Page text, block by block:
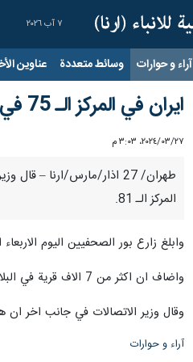
٧ آب ٢٠٢٦
آراء و حوارات وسائط متعددة عناوين
ايران في المركز الـ 75 في مجال الاتصالات
٢٧‏/٠٣‏/٢٠٢٤، ٣:٠٣ م